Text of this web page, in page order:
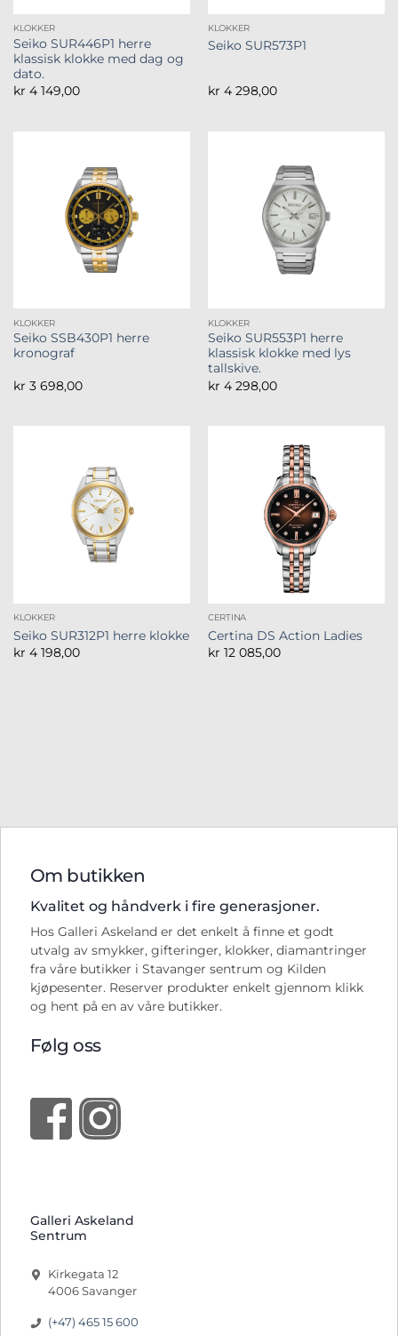
KLOKKER
Seiko SUR446P1 herre
klassisk klokke med dag og
dato.
kr 4 149,00
KLOKKER
Seiko SUR573P1
kr 4 298,00
KLOKKER
Seiko SSB430P1 herre
kronograf
kr 3 698,00
KLOKKER
Seiko SUR553P1 herre
klassisk klokke med lys
tallskive.
kr 4 298,00
KLOKKER
Seiko SUR312P1 herre klokke
kr 4 198,00
CERTINA
Certina DS Action Ladies
kr 12 085,00
Om butikken
Kvalitet og håndverk i fire generasjoner.
Hos Galleri Askeland er det enkelt å finne et godt
utvalg av smykker, gifteringer, klokker, diamantringer
fra våre butikker i Stavanger sentrum og Kilden
kjøpesenter. Reserver produkter enkelt gjennom klikk
og hent på en av våre butikker.
Følg oss
Galleri Askeland
Sentrum
Kirkegata 12
4006 Savanger
(+47) 465 15 600